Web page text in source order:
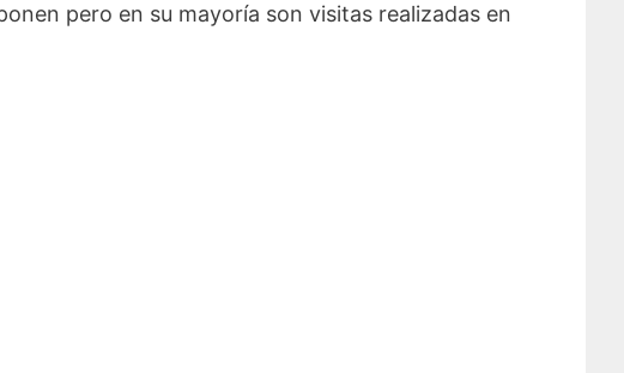
pero en su mayoría son visitas realizadas en